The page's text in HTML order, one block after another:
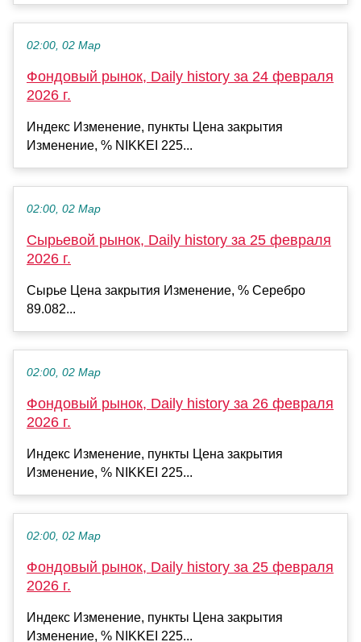
02:00, 02 Мар
Фондовый рынок, Daily history за 24 февраля
2026 г.
Индекс Изменение, пункты Цена закрытия
Изменение, % NIKKEI 225...
02:00, 02 Мар
Сырьевой рынок, Daily history за 25 февраля
2026 г.
Сырье Цена закрытия Изменение, % Серебро
89.082...
02:00, 02 Мар
Фондовый рынок, Daily history за 26 февраля
2026 г.
Индекс Изменение, пункты Цена закрытия
Изменение, % NIKKEI 225...
02:00, 02 Мар
Фондовый рынок, Daily history за 25 февраля
2026 г.
Индекс Изменение, пункты Цена закрытия
Изменение, % NIKKEI 225...